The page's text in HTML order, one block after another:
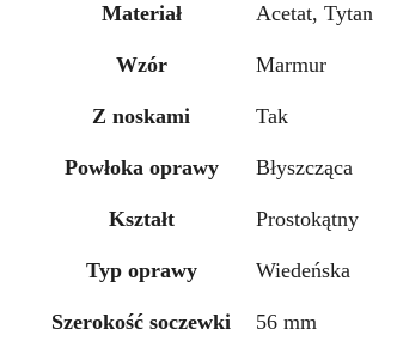
Materiał Acetat, Tytan
Wzór Marmur
Z noskami Tak
Powłoka oprawy Błyszcząca
Kształt Prostokątny
Typ oprawy Wiedeńska
Szerokość soczewki 56 mm